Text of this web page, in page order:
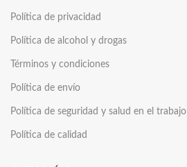
Política de privacidad
Política de alcohol y drogas
Términos y condiciones
Política de envío
Política de seguridad y salud en el trabajo
Política de calidad